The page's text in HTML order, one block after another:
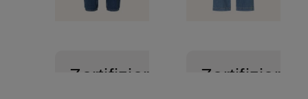
Zertifiziert Zertifiziert